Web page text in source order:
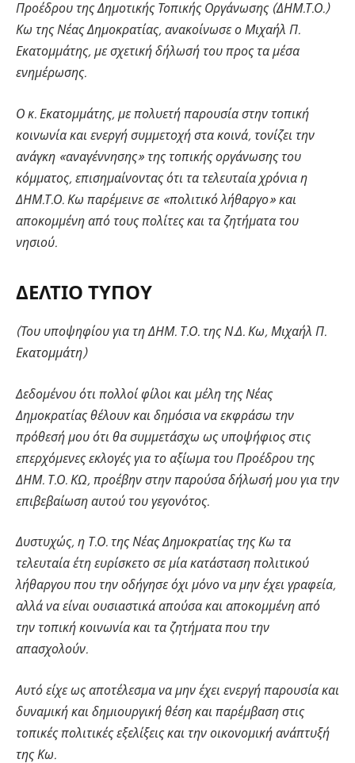
Προέδρου της Δημοτικής Τοπικής Οργάνωσης (ΔΗΜ.Τ.Ο.)
Κω της Νέας Δημοκρατίας, ανακοίνωσε ο Μιχαήλ Π.
Εκατομμάτης, με σχετική δήλωσή του προς τα μέσα
ενημέρωσης.
Ο κ. Εκατομμάτης, με πολυετή παρουσία στην τοπική
κοινωνία και ενεργή συμμετοχή στα κοινά, τονίζει την
ανάγκη «αναγέννησης» της τοπικής οργάνωσης του
κόμματος, επισημαίνοντας ότι τα τελευταία χρόνια η
ΔΗΜ.Τ.Ο. Κω παρέμεινε σε «πολιτικό λήθαργο» και
αποκομμένη από τους πολίτες και τα ζητήματα του
νησιού.
ΔΕΛΤΙΟ ΤΥΠΟΥ
(Του υποψηφίου για τη ΔΗΜ. Τ.Ο. της Ν.Δ. Κω, Μιχαήλ Π.
Εκατομμάτη)
Δεδομένου ότι πολλοί φίλοι και μέλη της Νέας
Δημοκρατίας θέλουν και δημόσια να εκφράσω την
πρόθεσή μου ότι θα συμμετάσχω ως υποψήφιος στις
επερχόμενες εκλογές για το αξίωμα του Προέδρου της
ΔΗΜ. Τ.Ο. ΚΩ, προέβην στην παρούσα δήλωσή μου για την
επιβεβαίωση αυτού του γεγονότος.
Δυστυχώς, η Τ.Ο. της Νέας Δημοκρατίας της Κω τα
τελευταία έτη ευρίσκετο σε μία κατάσταση πολιτικού
λήθαργου που την οδήγησε όχι μόνο να μην έχει γραφεία,
αλλά να είναι ουσιαστικά απούσα και αποκομμένη από
την τοπική κοινωνία και τα ζητήματα που την
απασχολούν.
Αυτό είχε ως αποτέλεσμα να μην έχει ενεργή παρουσία και
δυναμική και δημιουργική θέση και παρέμβαση στις
τοπικές πολιτικές εξελίξεις και την οικονομική ανάπτυξή
της Κω.